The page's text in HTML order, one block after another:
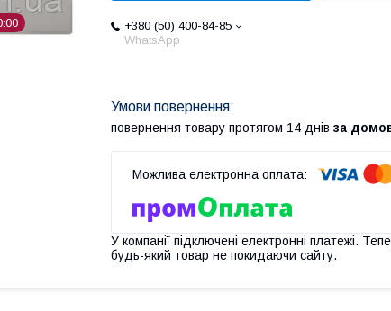
00
+380 (50) 400-84-85
WhatsApp
повернення товару протягом 14 днів за
У компанії підключені електронні платежі.
будь-який товар не покидаючи сайту.